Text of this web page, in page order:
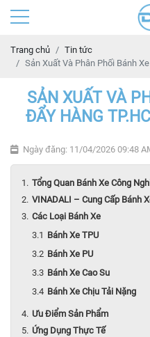
Trang chủ
Tin tức
Sản Xuất Và Phân Phối Bánh
SẢN XUẤT VÀ
ĐẨY HÀNG
Ngày đăng: 11/04/2026 09:48
Tổng Quan Bánh Xe Công
VINADALI – Cung Cấp Bánh
Các Loại Bánh Xe
Bánh Xe TPU
Bánh Xe PU
Bánh Xe Cao Su
Bánh Xe Chịu Tải Nặng
Ưu Điểm Sản Phẩm
Ứng Dụng Thực Tế